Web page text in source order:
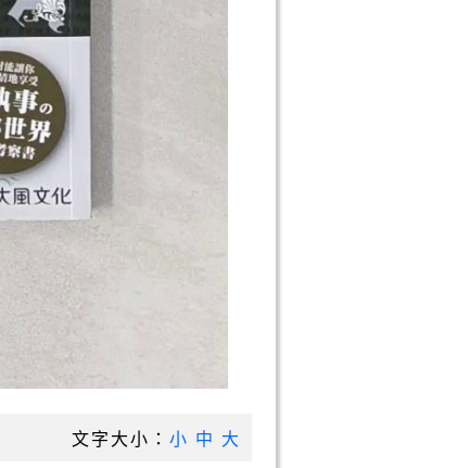
文字大小： 小 中 大